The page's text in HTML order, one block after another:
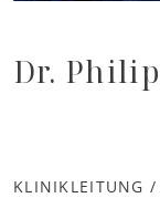
Dr.
KLINIKLEITUNG /